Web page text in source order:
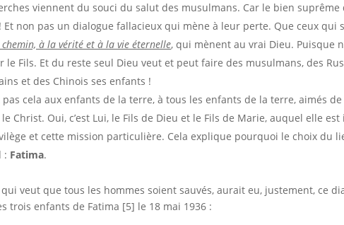
viennent du souci du salut des musulmans. Car le bien suprême
non pas un dialogue fallacieux qui mène à leur perte. Que ceux qui
à la vérité et à la vie éternelle, qui mènent au vrai Dieu. Puisque
le Fils. Et du reste seul Dieu veut et peut faire des musulmans, des
et des Chinois ses enfants !
cela aux enfants de la terre, à tous les enfants de la terre, aimés
le Christ. Oui, c’est Lui, le Fils de Dieu et le Fils de Marie, auquel elle
et cette mission particulière. Cela explique pourquoi le choix du
: Fatima.
qui veut que tous les hommes soient sauvés, aurait eu, justement, ce
trois enfants de Fatima [5] le 18 mai 1936 :